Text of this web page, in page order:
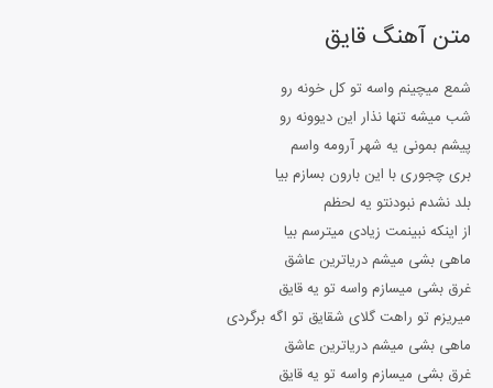
متن آهنگ قایق
شمع میچینم واسه تو کل خونه رو
شب میشه تنها نذار این دیوونه رو
پیشم بمونی یه شهر آرومه واسم
بری چجوری با این بارون بسازم بیا
بلد نشدم نبودنتو یه لحظم
از اینکه نبینمت زیادی میترسم بیا
ماهی بشی میشم دریاترین عاشق
غرق بشی میسازم واسه تو یه قایق
میریزم تو راهت گلای شقایق تو اگه برگردی
ماهی بشی میشم دریاترین عاشق
غرق بشی میسازم واسه تو یه قایق